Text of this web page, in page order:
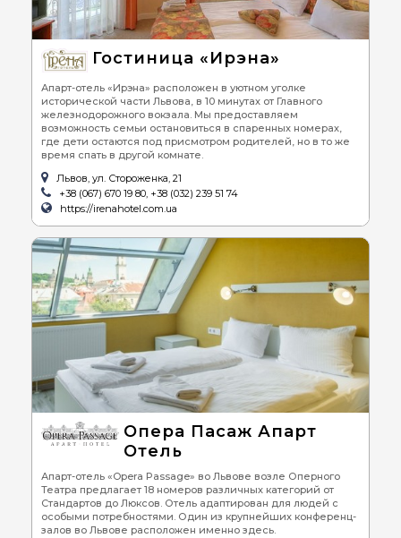
Гостиница «Ирэна»
Апарт-отель «Ирэна» расположен в уютном уголке
исторической части Львова, в 10 минутах от Главного
железнодорожного вокзала. Мы предоставляем
возможность семьи остановиться в спаренных номерах,
где дети остаются под присмотром родителей, но в то же
время спать в другой комнате.
Львов, ул. Стороженка, 21
+38 (067) 670 19 80, +38 (032) 239 51 74
https://irenahotel.com.ua
Опера Пасаж Апарт
Отель
Апарт-отель «Opera Passage» во Львове возле Оперного
Театра предлагает 18 номеров различных категорий от
Стандартов до Люксов. Отель адаптирован для людей с
особыми потребностями. Один из крупнейших конференц-
залов во Львове расположен именно здесь.